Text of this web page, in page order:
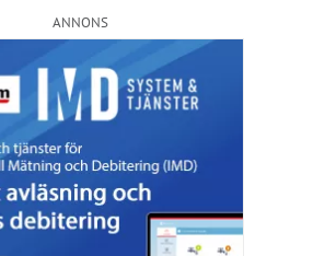
ANNONS